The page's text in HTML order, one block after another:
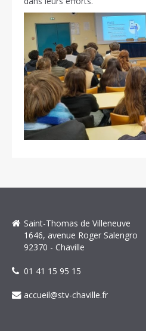
Saint-Thomas de Villeneuve
1646, avenue Roger Salengro
92370 - Chaville
01 41 15 95 15
accueil@stv-chaville.fr